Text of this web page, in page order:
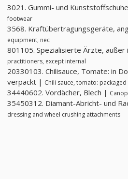
3021. Gummi- und
footwear
3568. Kraftübertragungsgeräte,
equipment, nec
801105. Spezialisierte Ärzte, außer
practitioners, except internal
20330103. Chilisauce, Tomate: in
verpackt | Chili sauce, tomato: packaged
34440602. Vordächer, Blech |
35450312. Diamant-Abricht- und
dressing and wheel crushing attachments